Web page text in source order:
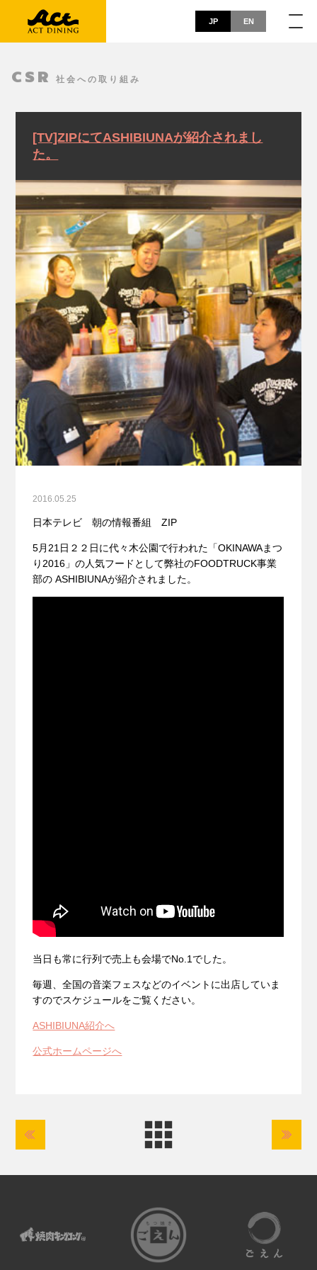
JP EN
CSR 社会への取り組み
[TV]ZIPにてASHIBIUNAが紹介されまし
た。
2016.05.25
日本テレビ 朝の情報番組 ZIP
5月21日２２日に代々木公園で行われた「OKINAWAまつ
り2016」の人気フードとして弊社のFOODTRUCK事業
部の ASHIBIUNAが紹介されました。
当日も常に行列で売上も会場でNo.1でした。
毎週、全国の音楽フェスなどのイベントに出店していま
すのでスケジュールをご覧ください。
ASHIBIUNA紹介へ
公式ホームページへ